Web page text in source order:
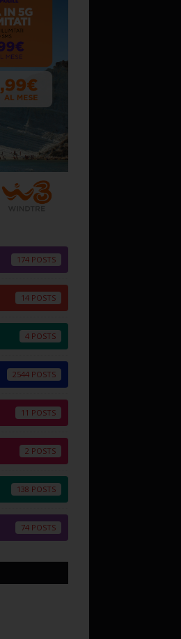
174
14
4
2544
11
2
138
74